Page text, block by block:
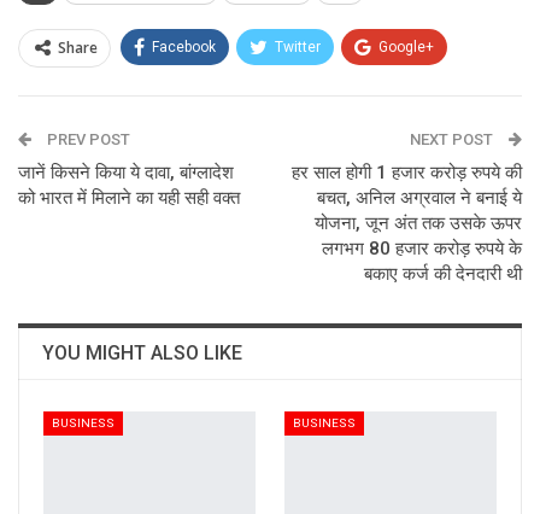
Share Facebook Twitter Google+
Email
PREV POST
जानें किसने किया ये दावा, बांग्लादेश
को भारत में मिलाने का यही सही वक्त
NEXT POST
हर साल होगी 1 हजार करोड़ रुपये की
बचत, अनिल अग्रवाल ने बनाई ये
योजना, जून अंत तक उसके ऊपर
लगभग 80 हजार करोड़ रुपये के
बकाए कर्ज की देनदारी थी
YOU MIGHT ALSO LIKE
BUSINESS BUSINESS